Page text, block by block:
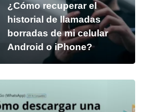
¿Cómo recuperar el
historial de llamadas
borradas de mi celular
Android o iPhone?